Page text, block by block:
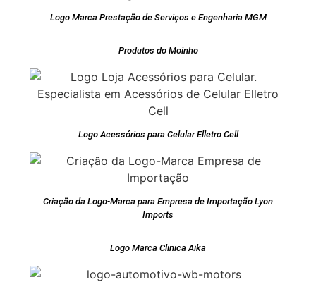
Logo Marca Prestação de Serviços e Engenharia MGM
Produtos do Moinho
Logo Acessórios para Celular Elletro Cell
Criação da Logo-Marca para Empresa de Importação Lyon
Imports
Logo Marca Clinica Aika